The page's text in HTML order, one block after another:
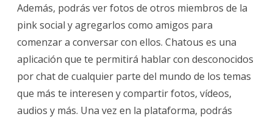
Además, podrás ver fotos de otros miembros de la
pink social y agregarlos como amigos para
comenzar a conversar con ellos. Chatous es una
aplicación que te permitirá hablar con desconocidos
por chat de cualquier parte del mundo de los temas
que más te interesen y compartir fotos, vídeos,
audios y más. Una vez en la plataforma, podrás